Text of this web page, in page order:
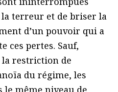
terreur et de briser la
d’un pouvoir qui a
ces pertes. Sauf,
la restriction de
du régime, les
le même niveau de